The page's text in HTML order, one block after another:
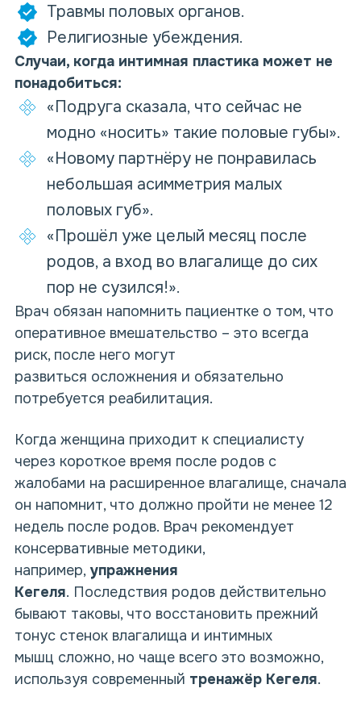
Травмы половых органов.
Религиозные убеждения.
Случаи, когда интимная пластика может не
понадобиться:
«Подруга сказала, что сейчас не
модно «носить» такие половые губы».
«Новому партнёру не понравилась
небольшая асимметрия малых
половых губ».
«Прошёл уже целый месяц после
родов, а вход во влагалище до сих
пор не сузился!».
Врач обязан напомнить пациентке о том, что
оперативное вмешательство – это всегда
риск, после него могут
развиться осложнения и обязательно
потребуется реабилитация.
Когда женщина приходит к специалисту
через короткое время после родов с
жалобами на расширенное влагалище, сначала
он напомнит, что должно пройти не менее 12
недель после родов. Врач рекомендует
консервативные методики,
например,упражнения
Кегеля. Последствия родов действительно
бывают таковы, что восстановить прежний
тонус стенок влагалища и интимных
мышц сложно, но чаще всего это возможно,
используя современный тренажёр Кегеля.